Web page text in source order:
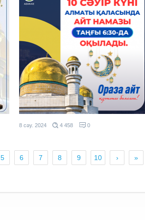
8 сәу. 2024 4 458 0
5 6 7 8 9 10 › »